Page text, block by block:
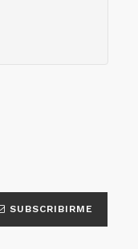
SUBSCRIBIRME